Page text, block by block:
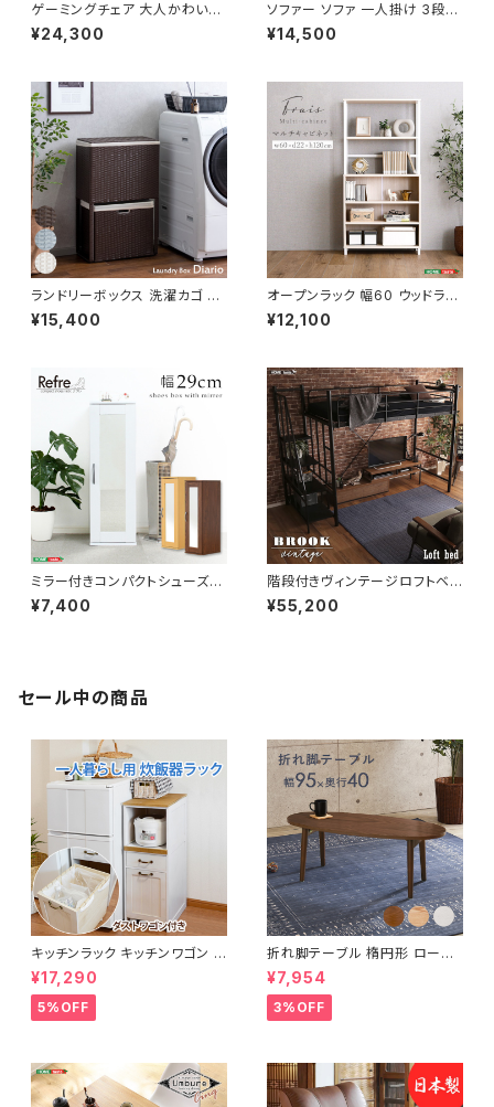
ゲーミングチェア 大人かわいい
チェア エレガントチェア ワーク
チェア オフィスチェア イス チェ
¥24,300
ソファー ソファ 一人掛け 3段階
リクライニング ローソファー 一
人暮らし 新生活 幅90
¥14,500
ランドリーボックス 洗濯カゴ 幅
50 奥行25 高さ80 完成品 新
生活 一人暮らし ランドリー収納
¥15,400
オープンラック 幅60 ウッドラッ
ク ラック シェルフ 収納棚 マル
チキャビネット ディスプレイラッ
¥12,100
ミラー付きコンパクトシューズラ
ック 幅29 シューズボックス シ
ューズラック 下駄箱 靴箱 玄関
¥7,400
階段付きヴィンテージロフトベッ
ド シングルベッド パイプベッド
ロフトベッド bed ロフト ハシゴ
¥55,200
セール中の商品
キッチンラック キッチンワゴン キ
ャスター付き 収納ラック 一人暮
らし スリムキッチンラック 幅30
cm 完成品
¥17,290
5%OFF
折れ脚テーブル 楕円形 ローテ
ーブル センターテーブル リビン
グテーブル 天然木 幅95 3色展
開
¥7,954
3%OFF